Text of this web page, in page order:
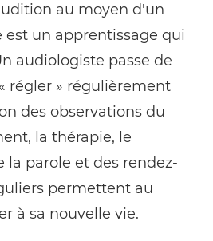
au moyen d'un
un apprentissage qui
audiologiste passe de
régler » régulièrement
des observations du
la thérapie, le
parole et des rendez-
permettent au
à sa nouvelle vie.